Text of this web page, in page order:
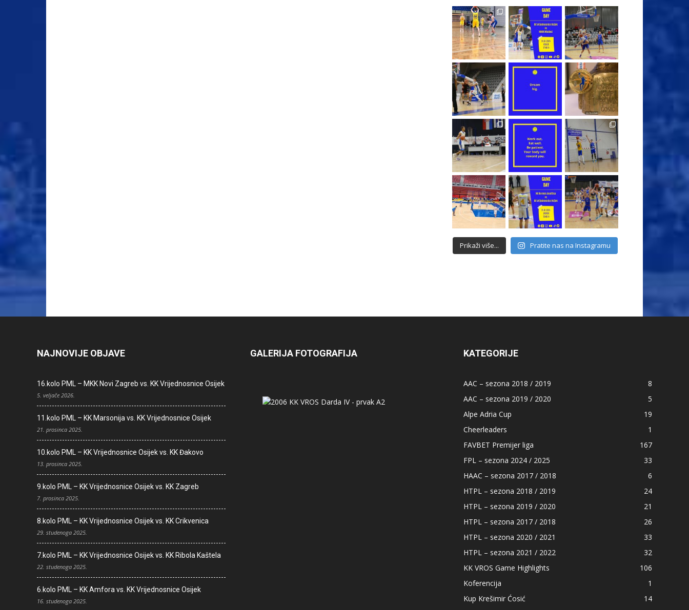
Prikaži više... Pratite nas na Instagramu
NAJNOVIJE OBJAVE
16.kolo PML – MKK Novi Zagreb vs. KK Vrijednosnice Osijek
5. veljače 2026.
11.kolo PML – KK Marsonija vs. KK Vrijednosnice Osijek
21. prosinca 2025.
10.kolo PML – KK Vrijednosnice Osijek vs. KK Đakovo
13. prosinca 2025.
9.kolo PML – KK Vrijednosnice Osijek vs. KK Zagreb
7. prosinca 2025.
8.kolo PML – KK Vrijednosnice Osijek vs. KK Crikvenica
29. studenoga 2025.
7.kolo PML – KK Vrijednosnice Osijek vs. KK Ribola Kaštela
22. studenoga 2025.
6.kolo PML – KK Amfora vs. KK Vrijednosnice Osijek
16. studenoga 2025.
GALERIJA FOTOGRAFIJA KATEGORIJE
AAC – sezona 2018 / 2019
8
AAC – sezona 2019 / 2020
5
Alpe Adria Cup
19
Cheerleaders
1
FAVBET Premijer liga
167
FPL – sezona 2024 / 2025
33
HAAC – sezona 2017 / 2018
6
HTPL – sezona 2018 / 2019
24
HTPL – sezona 2019 / 2020
21
HTPL – sezona 2017 / 2018
26
HTPL – sezona 2020 / 2021
33
HTPL – sezona 2021 / 2022
32
KK VROS Game Highlights
106
Koferencija
1
Kup Krešimir Ćosić
14